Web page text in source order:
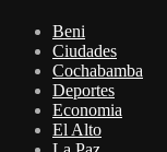
Beni
Ciudades
Cochabamba
Deportes
Economia
El Alto